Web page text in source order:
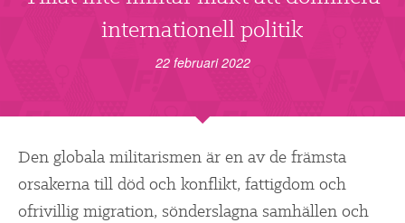
SÖK
internationell politik
22 februari 2022
Den globala militarismen är en av de främsta
orsakerna till död och konflikt, fattigdom och
ofrivillig migration, sönderslagna samhällen och